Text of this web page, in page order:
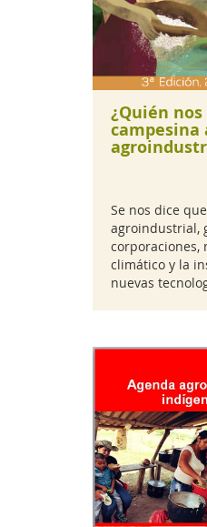
¿Quién
campesina
Se nos dice
agroindustrial,
corporaciones,
climático y la
nuevas